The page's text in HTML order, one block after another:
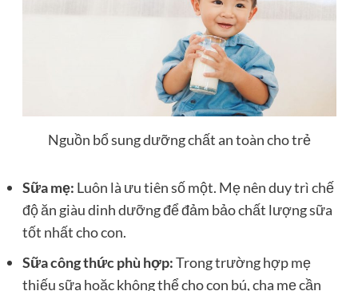
Nguồn bổ sung dưỡng chất an toàn cho trẻ
Sữa mẹ: Luôn là ưu tiên số một. Mẹ nên duy trì chế
độ ăn giàu dinh dưỡng để đảm bảo chất lượng sữa
tốt nhất cho con.
Sữa công thức phù hợp:Trong trường hợp mẹ
thiếu sữa hoặc không thể cho con bú, cha mẹ cần